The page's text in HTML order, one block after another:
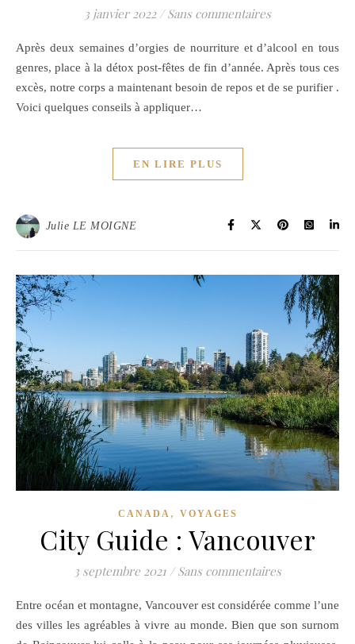
3 janvier 2022 / Sans commentaires
Après deux semaines d’orgies de nourriture et d’alcool en tous
genres, place à la détox post-fêtes de fin d’année. Après tous ces
excès, notre corps a maintenant besoin de repos et de se purifier .
Voici quelques conseils à appliquer…
EN LIRE PLUS
Julie LE MOIGNE
CANADA , VOYAGES
City Guide : Vancouver
3 septembre 2021 / Sans commentaires
Entre océan et montagne, Vancouver est considérée comme l’une
des villes les agréables à vivre au monde. Bien que son surnom